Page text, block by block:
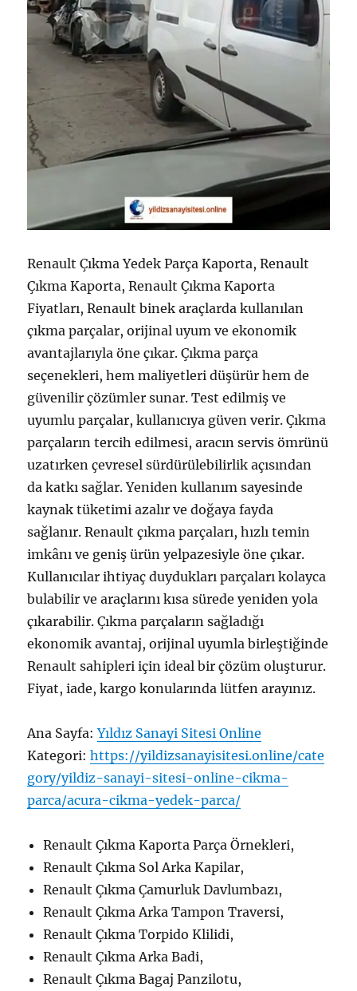
Renault Çıkma Yedek Parça Kaporta, Renault
Çıkma Kaporta, Renault Çıkma Kaporta
Fiyatları, Renault binek araçlarda kullanılan
çıkma parçalar, orijinal uyum ve ekonomik
avantajlarıyla öne çıkar. Çıkma parça
seçenekleri, hem maliyetleri düşürür hem de
güvenilir çözümler sunar. Test edilmiş ve
uyumlu parçalar, kullanıcıya güven verir. Çıkma
parçaların tercih edilmesi, aracın servis ömrünü
uzatırken çevresel sürdürülebilirlik açısından
da katkı sağlar. Yeniden kullanım sayesinde
kaynak tüketimi azalır ve doğaya fayda
sağlanır. Renault çıkma parçaları, hızlı temin
imkânı ve geniş ürün yelpazesiyle öne çıkar.
Kullanıcılar ihtiyaç duydukları parçaları kolayca
bulabilir ve araçlarını kısa sürede yeniden yola
çıkarabilir. Çıkma parçaların sağladığı
ekonomik avantaj, orijinal uyumla birleştiğinde
Renault sahipleri için ideal bir çözüm oluşturur.
Fiyat, iade, kargo konularında lütfen arayınız.
Ana Sayfa:Yıldız Sanayi Sitesi Online
Kategori:https://yildizsanayisitesi.online/cate
gory/yildiz-sanayi-sitesi-online-cikma-
parca/acura-cikma-yedek-parca/
Renault Çıkma Kaporta Parça Örnekleri,
Renault Çıkma Sol Arka Kapilar,
Renault Çıkma Çamurluk Davlumbazı,
Renault Çıkma Arka Tampon Traversi,
Renault Çıkma Torpido Klilidi,
Renault Çıkma Arka Badi,
Renault Çıkma Bagaj Panzilotu,